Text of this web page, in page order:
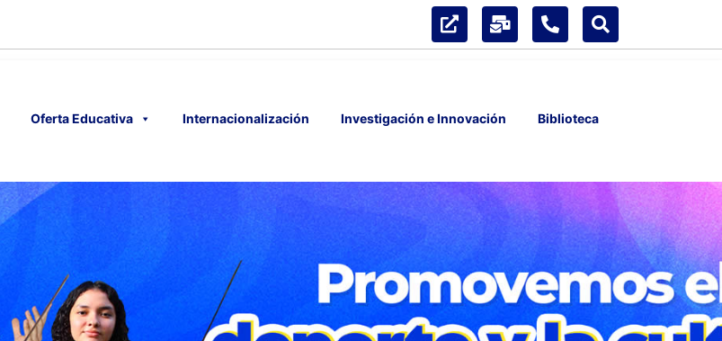
Oferta Educativa Internacionalización Investigación e Innovación Biblioteca